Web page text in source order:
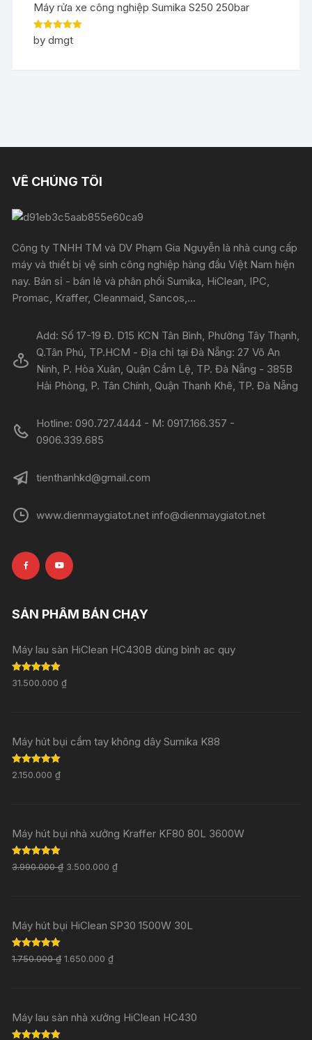
Máy rửa xe công nghiệp Sumika S250 250bar
Rated5out
of 5
by dmgt
VỀ CHÚNG TÔI
Công ty TNHH TM và DV Phạm Gia Nguyễn là nhà cung cấp
máy và thiết bị vệ sinh công nghiệp hàng đầu Việt Nam hiện
nay. Bán sỉ - bán lẻ và phân phối Sumika, HiClean, IPC,
Promac, Kraffer, Cleanmaid, Sancos,...
Add: Số 17-19 Đ. D15 KCN Tân Bình, Phường Tây Thạnh,
Q.Tân Phú, TP.HCM - Địa chỉ tại Đà Nẵng: 27 Võ An
Ninh, P. Hòa Xuân, Quận Cẩm Lệ, TP. Đà Nẵng - 385B
Hải Phòng, P. Tân Chính, Quận Thanh Khê, TP. Đà Nẵng
Hotline: 090.727.4444 - M: 0917.166.357 -
0906.339.685
tienthanhkd@gmail.com
www.dienmaygiatot.net info@dienmaygiatot.net
SẢN PHẨM BÁN CHẠY
Máy lau sàn HiClean HC430B dùng bình ac quy
Rated5.00
out of 5
31.500.000₫
Máy hút bụi cầm tay không dây Sumika K88
Rated5.00
out of 5
2.150.000₫
Máy hút bụi nhà xưởng Kraffer KF80 80L 3600W
Rated 5.00
out of 5
3.990.000₫ 3.500.000₫
Máy hút bụi HiClean SP30 1500W 30L
Rated 5.00
out of 5
1.750.000₫ 1.650.000₫
Máy lau sàn nhà xưởng HiClean HC430